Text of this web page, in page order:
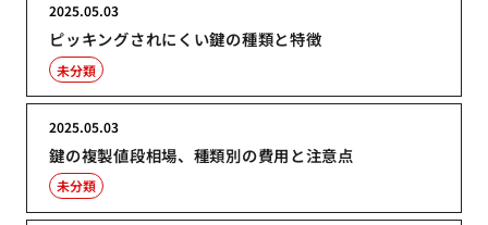
ピッキングされにくい鍵の種類と特徴
2025.05.03
未分類
鍵の複製値段相場、種類別の費用と注意点
2025.05.03
未分類